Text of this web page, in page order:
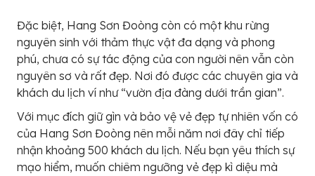
Đặc biệt, Hang Sơn Đoòng còn có một khu rừng
nguyên sinh với thảm thực vật đa dạng và phong
phú, chưa có sự tác động của con người nên vẫn còn
nguyên sơ và rất đẹp. Nơi đó được các chuyên gia và
khách du lịch ví như “vườn địa đàng dưới trần gian”.
Với mục đích giữ gìn và bảo vệ vẻ đẹp tự nhiên vốn có
của Hang Sơn Đoòng nên mỗi năm nơi đây chỉ tiếp
nhận khoảng 500 khách du lịch. Nếu bạn yêu thích sự
mạo hiểm, muốn chiêm ngưỡng vẻ đẹp kì diệu mà